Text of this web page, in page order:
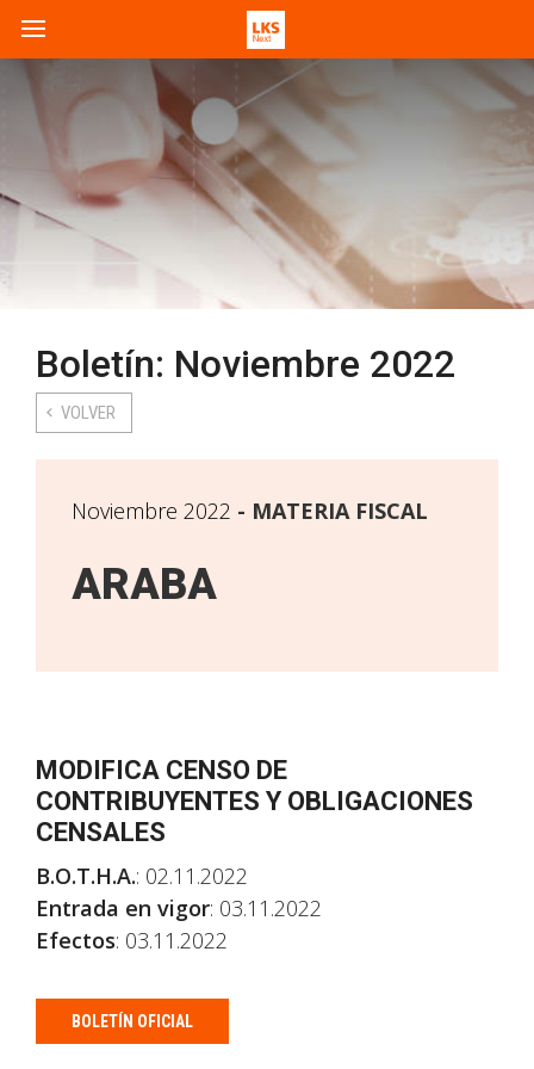
Boletín: Noviembre 2022
VOLVER
Noviembre 2022 MATERIA FISCAL
ARABA
MODIFICA CENSO DE
CONTRIBUYENTES Y OBLIGACIONES
CENSALES
B.O.T.H.A.: 02.11.2022
Entrada en vigor: 03.11.2022
Efectos: 03.11.2022
BOLETÍN OFICIAL